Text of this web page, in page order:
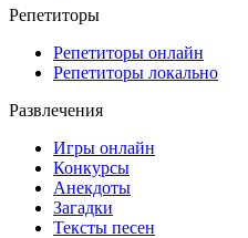
Репетиторы
Репетиторы онлайн
Репетиторы локально
Развлечения
Игры онлайн
Конкурсы
Анекдоты
Загадки
Тексты песен